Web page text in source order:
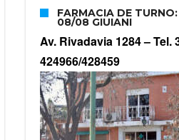
FARMACIA DE
08/08 GIUIANI
Av. Rivadavia 1284 –Tel.
424966/428459